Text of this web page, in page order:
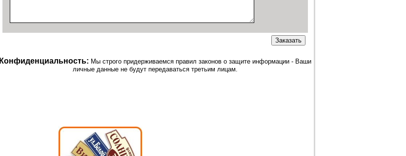
Конфиденциальность: Мы строго придерживаемся правил законов о защите информации - Ваши
личные данные не будут передаваться третьим лицам.